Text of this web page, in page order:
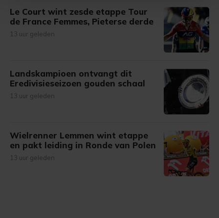
Met cookies werkt onze website beter en wordt jouw
bezoek makkelijker en persoonlijker. Op
onze cookiepagina kun je ons cookiebeleid bekijken en je
Le Court wint zesde etappe Tour
de France Femmes, Pieterse derde
13 uur geleden
Landskampioen ontvangt dit
Eredivisieseizoen gouden schaal
13 uur geleden
Wielrenner Lemmen wint etappe
en pakt leiding in Ronde van Polen
13 uur geleden